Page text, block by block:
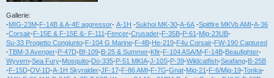
Gallerie:
-MIG-23M-F-14B & A-4E aggressor- A-1H -Sukhoi MK-30-A-6A -Spitfire MKVb AMI-A-36
-Corsair-F-15E & F-15E &- F-111-Fencer-Crusader-F-35B-P-61-Mig-23UB-
Su-33 Progetto Congiunto-F-104 G Marine-F-4B-He-219-F4u Corsair-FW-190 Captured
-TBM-3 Avenger-P-47D-Bf-109-B-25 & Summer-Kfir-F-104 ASA/M-F-14B-Beaufighter-
Wyvern-Sea Fury-Mosquito-Do-335-P-51 MKIA-J-10S-P-39-Wildcatfish-Seafang-B-25B
-F-15D-OV-1D-A-1H Skyraider-JF-17-F-86 AMI-F-7G-Gnat-Mig-21-F-6/Mig-19-Tonka-